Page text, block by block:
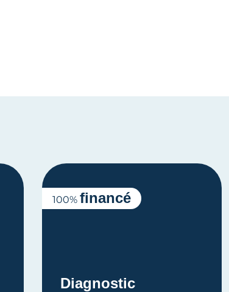
Diagnostic
100% financé